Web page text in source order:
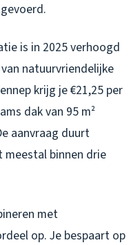
is in 2025 verhoogd
natuurvriendelijke
krijg je €21,25 per
dak van 95 m²
aanvraag duurt
binnen drie
met
op. Je bespaart op